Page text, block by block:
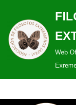
Saltar
al
contenido
Web